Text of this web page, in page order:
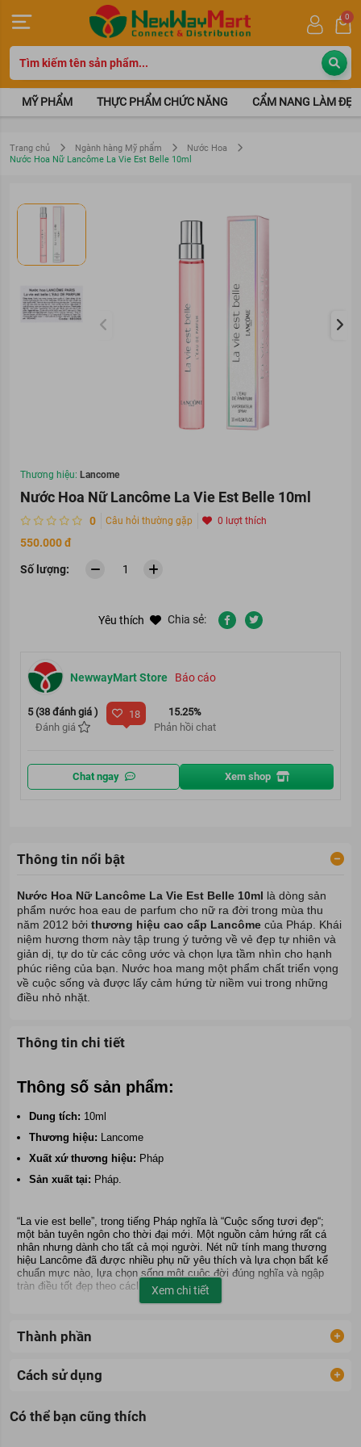
0
MỸ PHẨM THỰC PHẨM CHỨC NĂNG CẨM NANG LÀM ĐẸP
Trang chủ Ngành hàng Mỹ phẩm
Nước Hoa
Nước Hoa Nữ Lancôme La Vie Est Belle 10ml
Thương hiệu: Lancome
Nước Hoa Nữ Lancôme La Vie Est Belle 10ml
0 Câu hỏi thường gặp 0 lượt thích
550.000 đ
Số lượng:
NewwayMart Store Báo cáo
5 (38 đánh giá )
Đánh giá
18
15.25%
Phản hồi chat
Chat ngay Xem shop
Yêu thích Chia sẻ:
Thông tin nổi bật
Nước Hoa Nữ Lancôme La Vie Est Belle 10ml là dòng sản
phẩm nước hoa eau de parfum cho nữ ra đời trong mùa thu
năm 2012 bởi thương hiệu cao cấp Lancôme của Pháp. Khái
niệm hương thơm này tập trung ý tưởng về vẻ đẹp tự nhiên và
giản dị, tự do từ các công ước và chọn lựa tầm nhìn cho hạnh
phúc riêng của bạn. Nước hoa mang một phẩm chất triển vọng
về cuộc sống và được lấy cảm hứng từ niềm vui trong những
điều nhỏ nhặt.
Thông tin chi tiết
Thông số sản phẩm:
Dung tích: 10ml
Thương hiệu: Lancome
Xuất xứ thương hiệu: Pháp
Sản xuất tại: Pháp.
“La vie est belle”, trong tiếng Pháp nghĩa là “Cuộc sống tươi đẹp“;
một bản tuyên ngôn cho thời đại mới. Một nguồn cảm hứng rất cá
nhân nhưng dành cho tất cả mọi người. Nét nữ tính mang thương
hiệu Lancôme đã được nhiều phụ nữ yêu thích và lựa chọn bất kể
chuẩn mực nào, lựa chọn sống một cuộc đời đúng nghĩa và ngập
tràn điều tốt đẹp theo cách của chính bạn.
Lancôme đã luôn nuôi dưỡng niềm tin đó và giờ đây chia sẻ nó cho
sống thêm tươi đẹp. Chai nước hoa được lấy cảm hứng từ một tuyệt
tác trước đây của Lancôme, “The Crystal Smile” được tạo ra bởi
thể hiện quan điểm về sự nữ tính của nhà sáng lập Armand Petitjean
cùng với hình dáng của nụ cười rạng rỡ.
Ropion và Anne Flipo. Công thức cuối cùng là kết quả đạt được sau
Xem chi tiết
Thành phần
Cách sử dụng
Có thể bạn cũng thích